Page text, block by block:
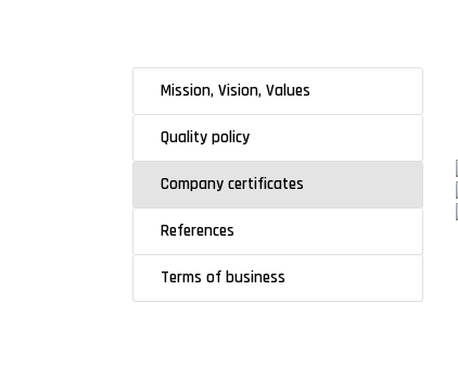
Mission, Vision, Values
Quality policy
Company certificates
References
Terms of business